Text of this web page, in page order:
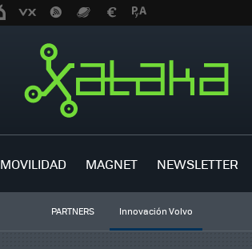
MOVILIDAD MAGNET NEWSLETTER
PARTNERS Innovación Volvo